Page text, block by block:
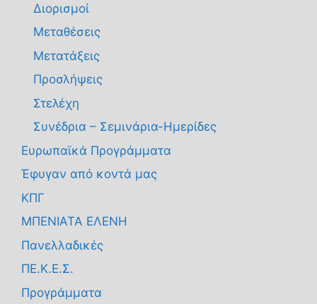
Διορισμοί
Μεταθέσεις
Μετατάξεις
Προσλήψεις
Στελέχη
Συνέδρια – Σεμινάρια-Ημερίδες
Ευρωπαϊκά Προγράμματα
Έφυγαν από κοντά μας
ΚΠΓ
ΜΠΕΝΙΑΤΑ ΕΛΕΝΗ
Πανελλαδικές
ΠΕ.Κ.Ε.Σ.
Προγράμματα